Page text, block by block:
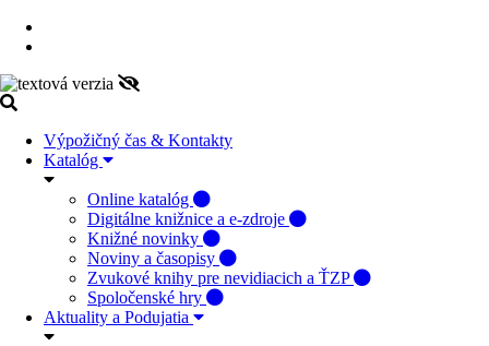
Výpožičný čas & Kontakty
Katalóg
Online katalóg
Digitálne knižnice a e-zdroje
Knižné novinky
Noviny a časopisy
Zvukové knihy pre nevidiacich a ŤZP
Spoločenské hry
Aktuality a Podujatia